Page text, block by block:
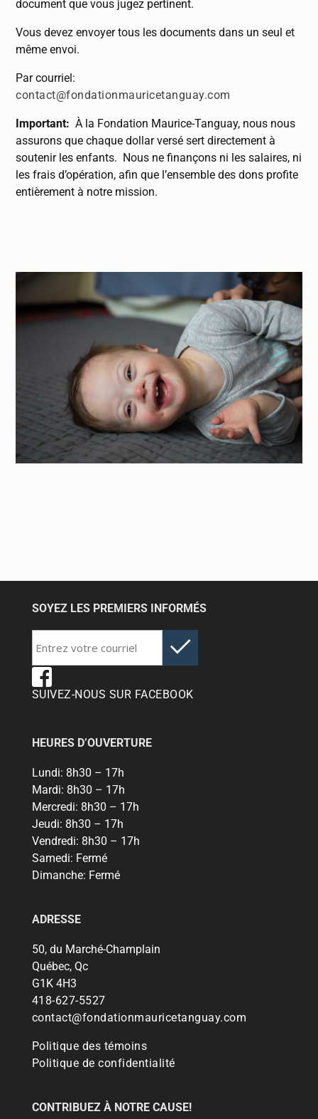
document que vous jugez pertinent.
Vous devez envoyer tous les documents dans un seul et
même envoi.
Par courriel:
contact@fondationmauricetanguay.com
Important: À la Fondation Maurice-Tanguay, nous nous
assurons que chaque dollar versé sert directement à
soutenir les enfants. Nous ne finançons ni les salaires, ni
les frais d’opération, afin que l’ensemble des dons profite
entièrement à notre mission.
SOYEZ LES PREMIERS INFORMÉS
SUIVEZ-NOUS SUR FACEBOOK
HEURES D’OUVERTURE
Lundi: 8h30 – 17h
Mardi: 8h30 – 17h
Mercredi: 8h30 – 17h
Jeudi: 8h30 – 17h
Vendredi: 8h30 – 17h
Samedi: Fermé
Dimanche: Fermé
ADRESSE
50, du Marché-Champlain
Québec, Qc
G1K 4H3
418-627-5527
contact@fondationmauricetanguay.com
Politique des témoins
Politique de confidentialité
CONTRIBUEZ À NOTRE CAUSE!